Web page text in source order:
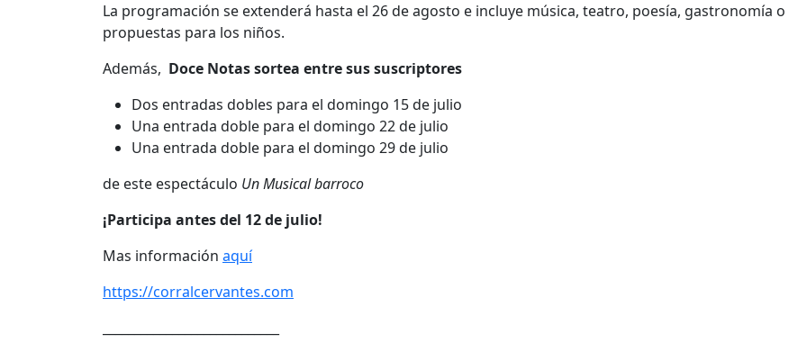
La programación se extenderá hasta el 26 de agosto e incluye música, teatro, poesía, gastronomía o
propuestas para los niños.
Además, Doce Notas sortea entre sus suscriptores
Dos entradas dobles para el domingo 15 de julio
Una entrada doble para el domingo 22 de julio
Una entrada doble para el domingo 29 de julio
de este espectáculo Un Musical barroco
¡Participa antes del 12 de julio!
Mas información aquí
https://corralcervantes.com